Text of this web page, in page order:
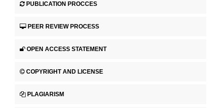
PUBLICATION PROCCES
PEER REVIEW PROCESS
OPEN ACCESS STATEMENT
COPYRIGHT AND LICENSE
PLAGIARISM